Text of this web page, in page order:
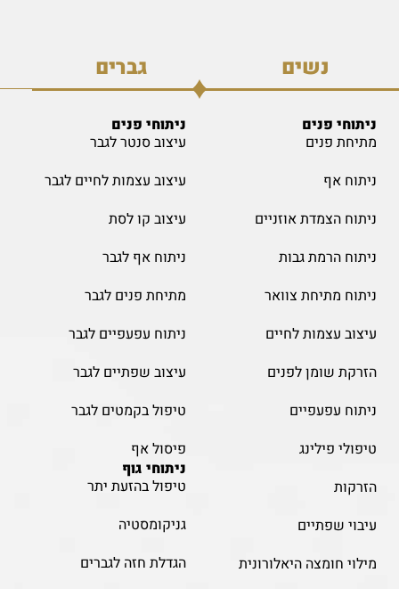
גברים נשים
ניתוחי פנים
מתיחת פנים
ניתוח אף
ניתוח הצמדת אוזניים
ניתוח הרמת גבות
ניתוח מתיחת צוואר
עיצוב עצמות לחיים
הזרקת שומן לפנים
ניתוח עפעפיים
טיפולי פילינג
הזרקות
עיבוי שפתיים
מילוי חומצה היאלורונית
ניתוחי פנים
עיצוב סנטר לגבר
עיצוב עצמות לחיים לגבר
עיצוב קו לסת
ניתוח אף לגבר
מתיחת פנים לגבר
ניתוח עפעפיים לגבר
עיצוב שפתיים לגבר
טיפול בקמטים לגבר
פיסול אף
ניתוחי גוף
טיפול בהזעת יתר
גניקומסטיה
הגדלת חזה לגברים